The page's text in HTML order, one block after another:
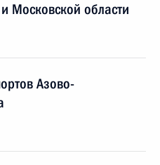
Московской области
Азово-